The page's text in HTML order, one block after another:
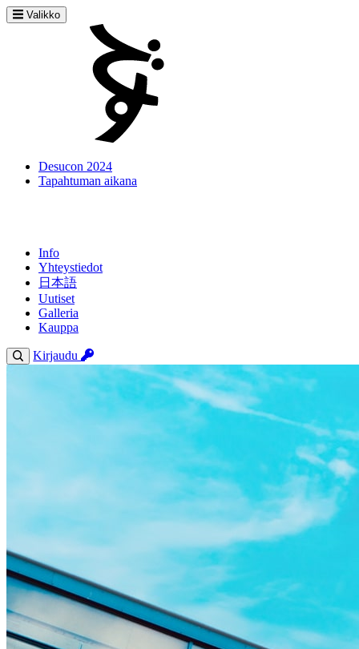
Valikko
Desucon 2024
Tapahtuman aikana
Info
Yhteystiedot
日本語
Uutiset
Galleria
Kauppa
Kirjaudu